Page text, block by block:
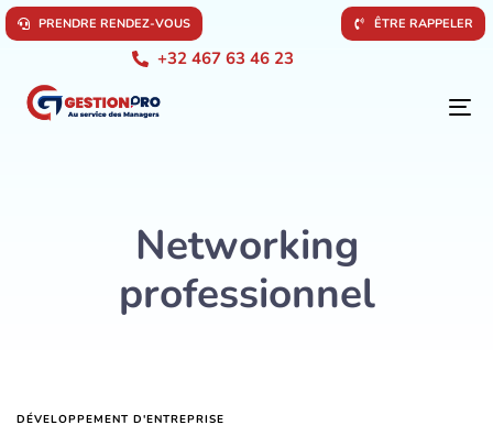
PRENDRE RENDEZ-VOUS ÊTRE RAPPELER
+32 467 63 46 23
Networking
professionnel
DÉVELOPPEMENT D'ENTREPRISE